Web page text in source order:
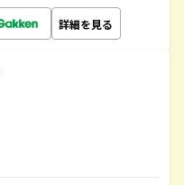
詳細を見る